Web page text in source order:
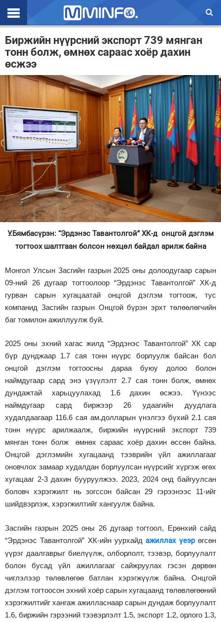
Эхлэл
Цаг агаар
Валют ханш
Эдийн засаг
Үзэл бодол
Спорт
Нийгэм
Дэлхий
Энтертайнмэнт
Зурхай
Биржийн нүүрсний экспорт 739 мянган
тонн болж, өмнөх сараас хоёр дахин
өсжээ
У.Бямбасүрэн: “Эрдэнэс Тавантолгой” ХК-д онцгой дэглэм
тогтоох шалтгаан болсон нөхцөл байдал арилж байна
Монгол Улсын Засгийн газрын 2025 оны долоодугаар сарын
09-ний 26 дугаар тогтоолоор “Эрдэнэс Тавантолгой” ХК-д
гурван сарын хугацаатай онцгой дэглэм тогтоож, тус
компанид Засгийн газрын Онцгой бүрэн эрхт төлөөлөгчийн
баг томилон ажиллуулж буй.
2025 оны эхний хагас жилд “Эрдэнэс Тавантолгой” ХК сар
бүр дунджаар 1.7 сая тонн нүүрс борлуулж байсан бол
онцгой дэглэм тогтоосны дараа буюу долоо болон
наймдугаар сард энэ үзүүлэлт 2.7 сая тонн болж, өмнөх
дундажтай харьцуулахад 1.6 дахин өсжээ. Үүнээс
наймдугаар сард биржээр 26 удаагийн дуудлага
худалдаагаар 116.6 сая ам.долларын үнэлгээ бүхий 2.1 сая
тонн нүүрс арилжаалж, биржийн нүүрсний экспорт 739
мянган тонн болж өмнөх сараас хоёр дахин өссөн байна.
Онцгой дэглэмийн хугацаанд тээврийн үйл ажиллагааг
оновчлох замаар худалдан борлуулсан нүүрсийг хүргэж өгөх
хугацааг 2-3 дахин бууруулжээ. 2023, 2024 онд байгуулсан
боловч хэрэгжилт нь зогссон байсан 29 гэрээнээс 11-ийг
шийдвэрлэж, хэрэгжилтийг хангуулж байна.
Засгийн газрын 2025 оны 26 дугаар тогтоол, Ерөнхий сайд
“Эрдэнэс Тавантолгой” ХК-ийн уурхайдажиллах үеэрөгсөн
үүрэг даалгаврыг биелүүлж, олборлолт, тээвэр, борлуулалт
болон бусад үйл ажиллагааг сайжруулах гэсэн дөрвөн
чиглэлээр төлөвлөгөө батлан хэрэгжүүлж байна. Онцгой
дэглэм тогтоосон эхний хоёр сарын хугацаанд төлөвлөгөөний
хэрэгжилтийг хангаж ажилласнаар сарын дундаж борлуулалт
1.6, биржийн гэрээний тээвэрлэлт 1.5, экспорт 1.2, орлого 1.3,